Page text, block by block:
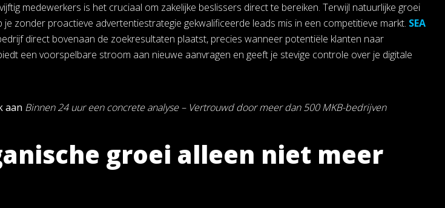
medewerkers is het cruciaal om zakelijke beslissers direct te bereiken. Terwijl natuurlijke groei
zonder proactieve advertentiestrategie gekwalificeerde leads mis in een competitieve markt. SEA
direct bovenaan de zoekresultaten plaatst, precies wanneer potentiële klanten naar
een voorspelbare stroom aan nieuwe aanvragen en geeft je stevige controle over je digitale
aan Binnen 24 uur een concrete analyse – Vertrouwd door meer dan 500 MKB-bedrijven
groei alleen niet meer